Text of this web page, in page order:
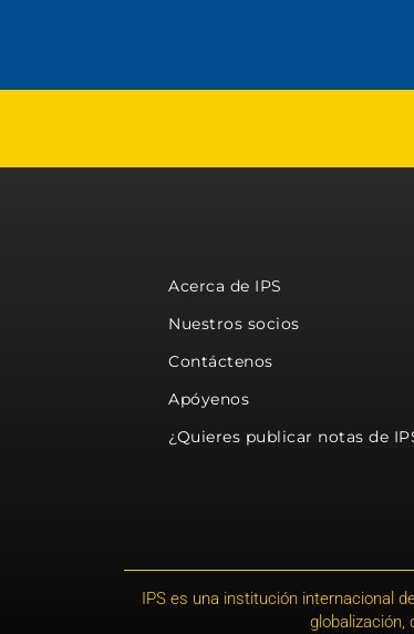
Acerca de IPS
Nuestros socios
Contáctenos
Apóyenos
¿Quieres publicar notas de
IPS es una institución internacional
globalización,